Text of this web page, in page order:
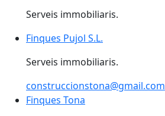
Serveis immobiliaris.
Finques Pujol S.L.
Serveis immobiliaris.
construccionstona@gmail.com
Finques Tona
Finques Tona